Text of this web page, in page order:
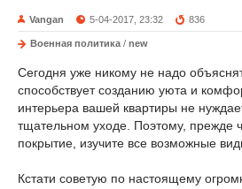
Vangan 5-04-2017, 23:32 836
Военная политика / new
Сегодня уже никому не надо
способствует созданию уюта и
интерьера вашей квартиры не
тщательном уходе. Поэтому, прежде
покрытие, изучите все возможные
Кстати советую по настоящему